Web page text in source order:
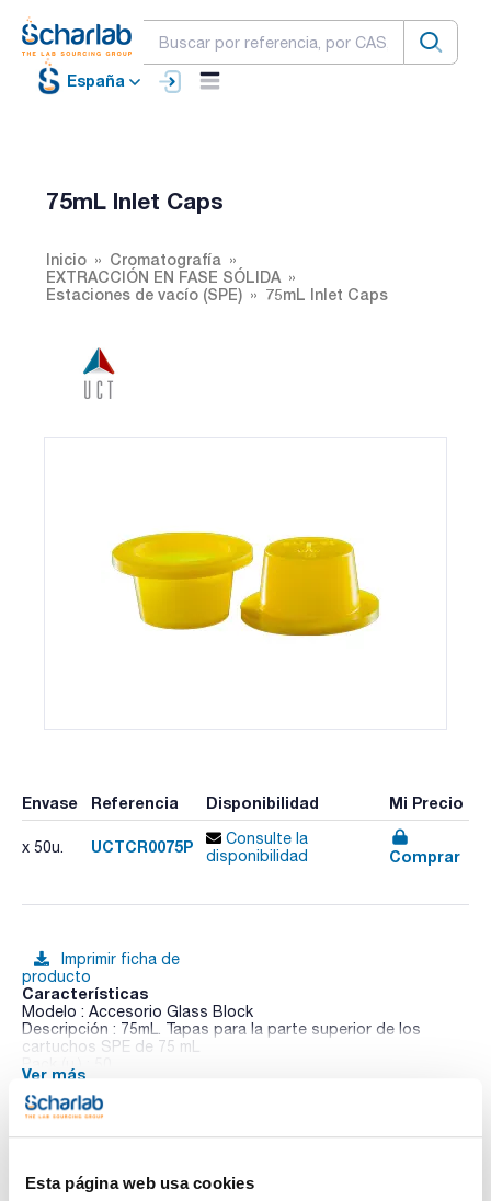
Esta página web usa cookies
España
75mL Inlet Caps
Inicio
Cromatografía
EXTRACCIÓN EN FASE SÓLIDA
Estaciones de vacío (SPE)
75mL Inlet Caps
Envase Referencia Disponibilidad Mi Precio
x 50u. UCTCR0075P
Consulte la
disponibilidad
Comprar
Imprimir ficha de
producto
Características
Modelo : Accesorio Glass Block
Descripción : 75mL. Tapas para la parte superior de los
cartuchos SPE de 75 mL
Con el fin de obtener una máxima reproducibilidad es
aconsejable el uso de presión positiva o negativa durante
Ver más
Documentación técnica